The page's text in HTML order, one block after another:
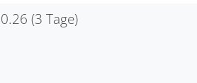
(3 Tage)